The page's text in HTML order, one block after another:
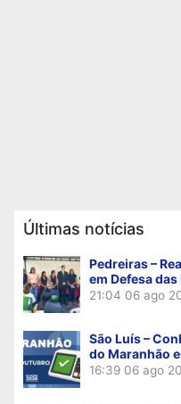
Últimas notícias
Pedreiras –
em Defesa
21:04 06 ago
São Luís –
do Maranhão
16:39 06 ago